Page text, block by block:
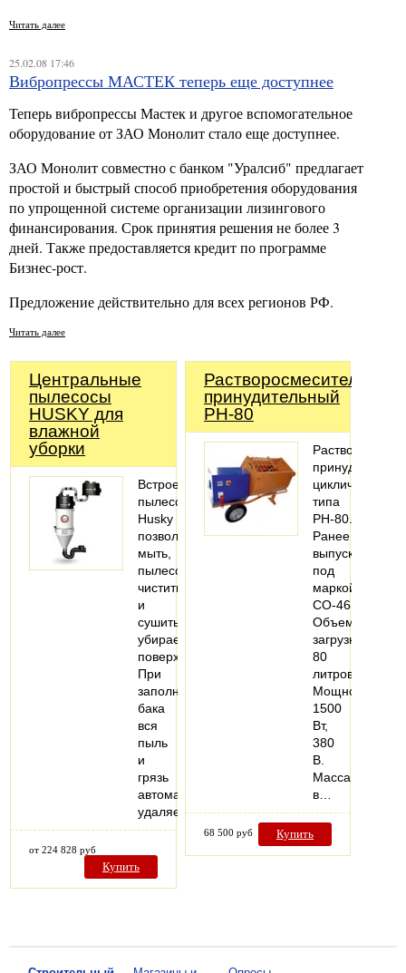
Читать далее
25.02.08 17:46
Вибропрессы МАСТЕК теперь еще доступнее
Теперь вибропрессы Мастек и другое вспомогательное
оборудование от ЗАО Монолит стало еще доступнее.
ЗАО Монолит совместно с банком "Уралсиб" предлагает
простой и быстрый способ приобретения оборудования
по упрощенной системе организации лизингового
финансирования. Срок принятия решения не более 3
дней. Также предоставляется кредит по программе
Бизнес-рост.
Предложение действительно для всех регионов РФ.
Читать далее
Центральные
пылесосы
HUSKY для
влажной
уборки
Встроенные
пылесосы
Husky
позволяют
мыть,
пылесосить,
чистить
и
сушить
убираемые
поверхности.
При
заполнении
бака
вся
пыль
и
грязь
автоматически
удаляется…
от 224 828 руб
Купить
Растворосмеситель
принудительный
РН-80
цикличного
типа
РН-80.
Ранее
выпускался
под
маркой
СО-46Б.
Объем
загрузки
80
литров.
Мощность
1500
Вт,
380
В.
Масса
в…
68 500 руб Купить